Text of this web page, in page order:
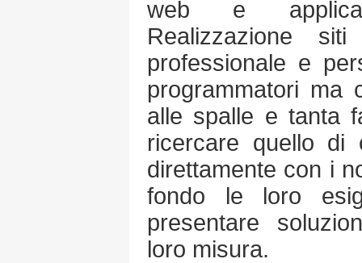
web e
Realizzazione
professionale e
programmatori ma
alle spalle e tanta
ricercare quello di
direttamente con i
fondo le loro
presentare
loro misura.